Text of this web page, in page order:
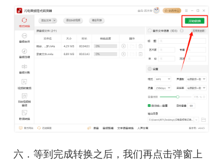
六．等到完成转换之后，我们再点击弹窗上